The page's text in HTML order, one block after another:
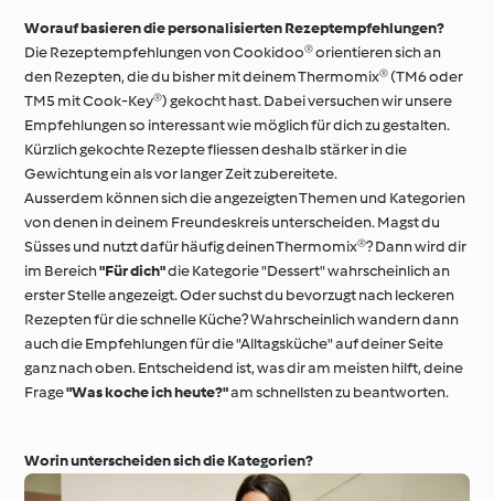
Worauf basieren die personalisierten Rezeptempfehlungen?
Die Rezeptempfehlungen von Cookidoo® orientieren sich an
den Rezepten, die du bisher mit deinem Thermomix® (TM6 oder
TM5 mit Cook-Key®) gekocht hast. Dabei versuchen wir unsere
Empfehlungen so interessant wie möglich für dich zu gestalten.
Kürzlich gekochte Rezepte fliessen deshalb stärker in die
Gewichtung ein als vor langer Zeit zubereitete.
Ausserdem können sich die angezeigten Themen und Kategorien
von denen in deinem Freundeskreis unterscheiden. Magst du
Süsses und nutzt dafür häufig deinen Thermomix®? Dann wird dir
im Bereich"Für dich"die Kategorie "Dessert" wahrscheinlich an
erster Stelle angezeigt. Oder suchst du bevorzugt nach leckeren
Rezepten für die schnelle Küche? Wahrscheinlich wandern dann
auch die Empfehlungen für die "Alltagsküche" auf deiner Seite
ganz nach oben. Entscheidend ist, was dir am meisten hilft, deine
Frage"Was koche ich heute?"am schnellsten zu beantworten.
Worin unterscheiden sich die Kategorien?